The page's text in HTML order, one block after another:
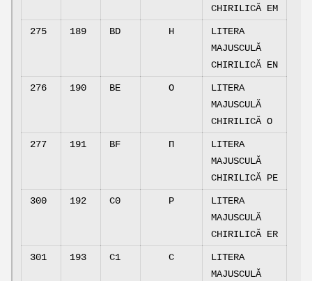
CHIRILICĂ EM
275 189 BD Н
LITERA
MAJUSCULĂ
CHIRILICĂ EN
276 190 BE О
LITERA
MAJUSCULĂ
CHIRILICĂ O
277 191 BF П
LITERA
MAJUSCULĂ
CHIRILICĂ PE
300 192 C0 Р
LITERA
MAJUSCULĂ
CHIRILICĂ ER
301 193 C1 С
LITERA
MAJUSCULĂ